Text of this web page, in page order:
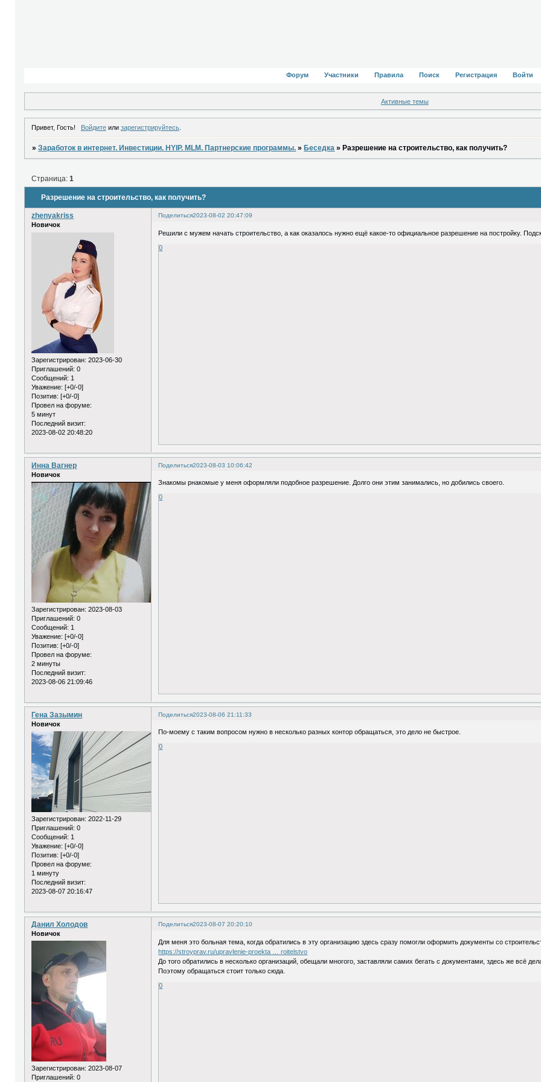
Форум Участники Правила Поиск Регистрация Войти
Активные темы
Привет, Гость! Войдитеили зарегистрируйтесь.
»Заработок в интернет. Инвестиции. HYIP. MLM. Партнерские программы. » Беседка » Разрешение на строительство, как получить?
Разрешение на строительство, как получить?
Страница:1
Поделиться2023-08-02 20:47:09
zhenyakriss
Новичок
Зарегистрирован: 2023-06-30
Приглашений: 0
Сообщений: 1
Уважение: [+0/-0]
Позитив: [+0/-0]
Провел на форуме:
5 минут
Последний визит:
2023-08-02 20:48:20
Решили с мужем начать строительство, а как оказалось нужно ещё какое-то официальное разрешение на постройку.
0
Поделиться2023-08-03 10:06:42
Инна Вагнер
Новичок
Зарегистрирован: 2023-08-03
Приглашений: 0
Сообщений: 1
Уважение: [+0/-0]
Позитив: [+0/-0]
Провел на форуме:
2 минуты
Последний визит:
2023-08-06 21:09:46
Знакомы рнакомые у меня оформляли подобное разрешение. Долго они этим занимались, но добились своего.
0
Поделиться2023-08-06 21:11:33
Гена Зазымин
Новичок
Зарегистрирован: 2022-11-29
Приглашений: 0
Сообщений: 1
Уважение: [+0/-0]
Позитив: [+0/-0]
Провел на форуме:
1 минуту
Последний визит:
2023-08-07 20:16:47
По-моему с таким вопросом нужно в несколько разных контор обращаться, это дело не быстрое.
0
Поделиться2023-08-07 20:20:10
Данил Холодов
Новичок
Зарегистрирован: 2023-08-07
Приглашений: 0
Для меня это больная тема, когда обратились в эту организацию здесь сразу помогли оформить документы со
https://stroyprav.ru/upravlenie-proekta … roitelstvo
До того обратились в несколько организаций, обещали многого, заставляли самих бегать с документами, здесь же всё
Поэтому обращаться стоит только сюда.
0